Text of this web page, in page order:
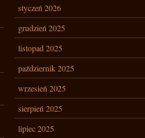
styczeń 2026
grudzień 2025
listopad 2025
październik 2025
wrzesień 2025
sierpień 2025
lipiec 2025